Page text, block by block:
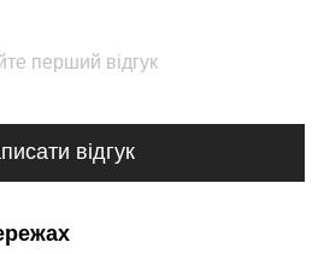
перший відгук
відгук